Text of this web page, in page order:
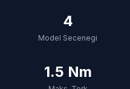
4
Model Secenegi
1.5 Nm